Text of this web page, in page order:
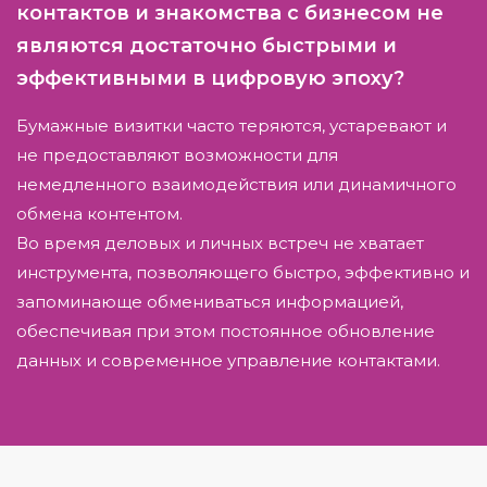
контактов и знакомства с бизнесом не
являются достаточно быстрыми и
эффективными в цифровую эпоху?
Бумажные визитки часто теряются, устаревают и
не предоставляют возможности для
немедленного взаимодействия или динамичного
обмена контентом.
Во время деловых и личных встреч не хватает
инструмента, позволяющего быстро, эффективно и
запоминающе обмениваться информацией,
обеспечивая при этом постоянное обновление
данных и современное управление контактами.